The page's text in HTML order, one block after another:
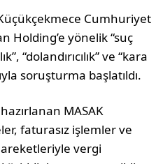
Cumhuriyet
Holding’e yönelik “suç
“dolandırıcılık” ve “kara
soruşturma başlatıldı.
MASAK
faturasız işlemler ve
vergi